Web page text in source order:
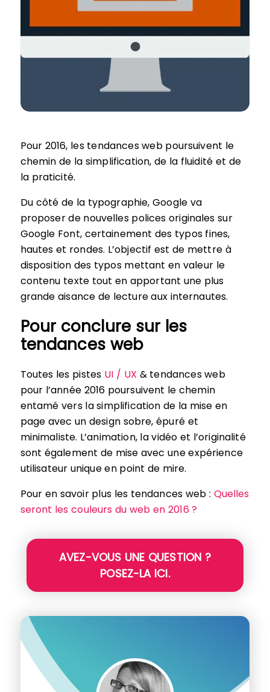
Pour 2016, les tendances web poursuivent le
chemin de la simplification, de la fluidité et de
la praticité.
Du côté de la typographie, Google va
proposer de nouvelles polices originales sur
Google Font, certainement des typos fines,
hautes et rondes. L’objectif est de mettre à
disposition des typos mettant en valeur le
contenu texte tout en apportant une plus
grande aisance de lecture aux internautes.
Pour conclure sur les
tendances web
Toutes les pistes UI / UX & tendances web
pour l’année 2016 poursuivent le chemin
entamé vers la simplification de la mise en
page avec un design sobre, épuré et
minimaliste. L’animation, la vidéo et l’originalité
sont également de mise avec une expérience
utilisateur unique en point de mire.
Pour en savoir plus les tendances web : Quelles
seront les couleurs du web en 2016 ?
AVEZ-VOUS UNE QUESTION ?
POSEZ-LA ICI.